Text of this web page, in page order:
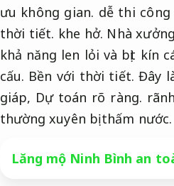
ưu không gian. dễ thi
thời tiết. khe hở. Nhà
khả năng len lỏi và bịt kín
cấu. Bền với thời tiết. Đây
giáp, Dự toán rõ ràng.
thường xuyên bị thấm nước.
Lăng mộ Ninh Bình an